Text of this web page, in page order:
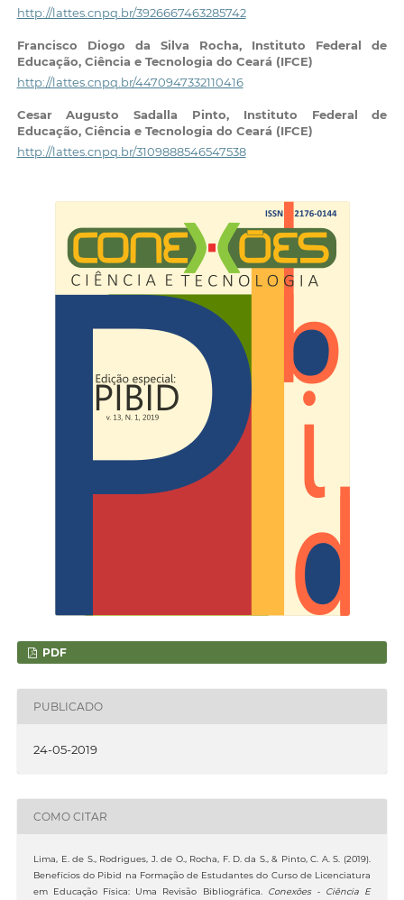
http://lattes.cnpq.br/3926667463285742
Francisco Diogo da Silva Rocha, Instituto Federal de
Educação, Ciência e Tecnologia do Ceará (IFCE)
http://lattes.cnpq.br/4470947332110416
Cesar Augusto Sadalla Pinto, Instituto Federal de
Educação, Ciência e Tecnologia do Ceará (IFCE)
http://lattes.cnpq.br/3109888546547538
PDF
PUBLICADO
24-05-2019
COMO CITAR
Lima, E. de S., Rodrigues, J. de O., Rocha, F. D. da S., & Pinto, C. A. S. (2019).
Benefícios do Pibid na Formação de Estudantes do Curso de Licenciatura
em Educação Física: Uma Revisão Bibliográfica.
Conexões - Ciência E